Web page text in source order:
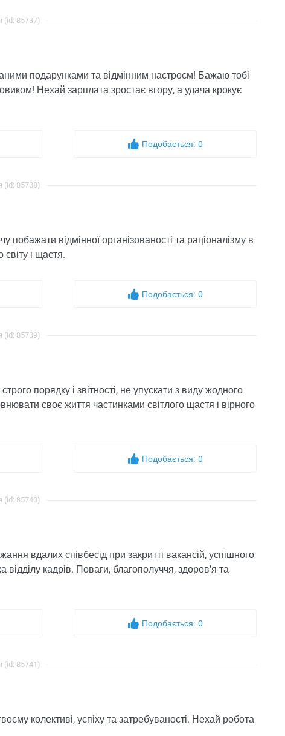
(id: 85737)
подарунками та відмінним настроєм! Бажаю тобі
Нехай зарплата зростає вгору, а удача крокує
Подобається: 0
(id: 85738)
відмінної організованості та раціоналізму в
світу і щастя.
Подобається: 0
(id: 85739)
порядку і звітності, не упускати з виду жодного
своє життя частинками світлого щастя і вірного
Подобається: 0
(id: 85740)
вдалих співбесід при закритті вакансій, успішного
кадрів. Поваги, благополуччя, здоров'я та
Подобається: 0
(id: 85741)
колективі, успіху та затребуваності. Нехай робота